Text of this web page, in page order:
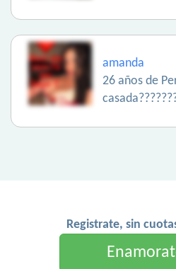
amanda
26 años de
Registrate, sin